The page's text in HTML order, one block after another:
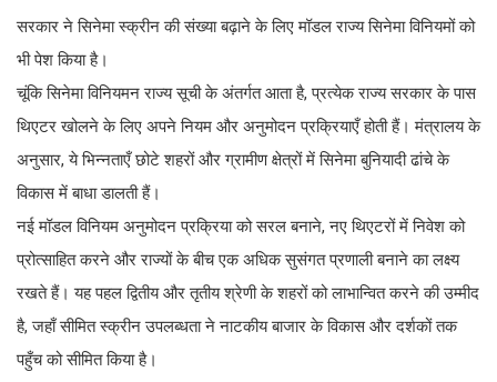
सरकार ने सिनेमा स्क्रीन की संख्या बढ़ाने के लिए मॉडल राज्य सिनेमा विनियमों को
भी पेश किया है।
चूंकि सिनेमा विनियमन राज्य सूची के अंतर्गत आता है, प्रत्येक राज्य सरकार के पास
थिएटर खोलने के लिए अपने नियम और अनुमोदन प्रक्रियाएँ होती हैं। मंत्रालय के
अनुसार, ये भिन्नताएँ छोटे शहरों और ग्रामीण क्षेत्रों में सिनेमा बुनियादी ढांचे के
विकास में बाधा डालती हैं।
नई मॉडल विनियम अनुमोदन प्रक्रिया को सरल बनाने, नए थिएटरों में निवेश को
प्रोत्साहित करने और राज्यों के बीच एक अधिक सुसंगत प्रणाली बनाने का लक्ष्य
रखते हैं। यह पहल द्वितीय और तृतीय श्रेणी के शहरों को लाभान्वित करने की उम्मीद
है, जहाँ सीमित स्क्रीन उपलब्धता ने नाटकीय बाजार के विकास और दर्शकों तक
पहुँच को सीमित किया है।